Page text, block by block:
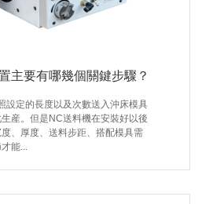
主要有哪幾個關鍵步驟？
定的長度以及次數送入沖床模具
産。但是NC送料機在安裝好以後
、厚度、送料步距、搭配模具需
能...